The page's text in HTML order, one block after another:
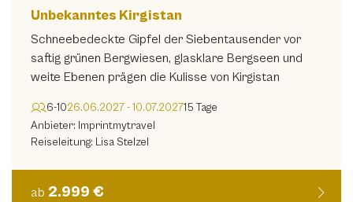
Unbekanntes Kirgistan
Schneebedeckte Gipfel der Siebentausender vor
saftig grünen Bergwiesen, glasklare Bergseen und
weite Ebenen prägen die Kulisse von Kirgistan
6-1026.06.2027 - 10.07.202715 Tage
Anbieter: Imprintmytravel
Reiseleitung: Lisa Stelzel
ab 2.999 €